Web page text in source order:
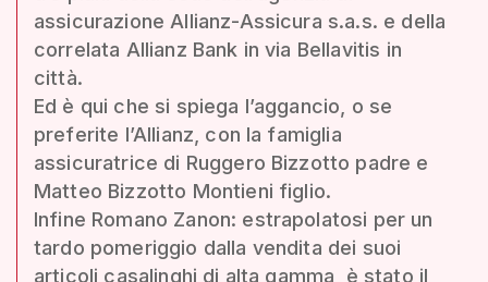
assicurazione Allianz-Assicura s.a.s. e della
correlata Allianz Bank in via Bellavitis in
città.
Ed è qui che si spiega l’aggancio, o se
preferite l’Allianz, con la famiglia
assicuratrice di Ruggero Bizzotto padre e
Matteo Bizzotto Montieni figlio.
Infine Romano Zanon: estrapolatosi per un
tardo pomeriggio dalla vendita dei suoi
articoli casalinghi di alta gamma, è stato il